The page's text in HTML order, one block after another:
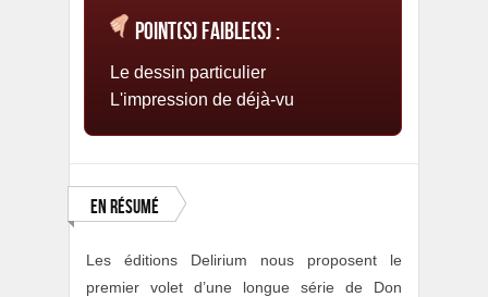
Point(s) faible(s) :
Le dessin particulier
L'impression de déjà-vu
En résumé
Les éditions Delirium nous proposent le
premier volet d’une longue série de Don